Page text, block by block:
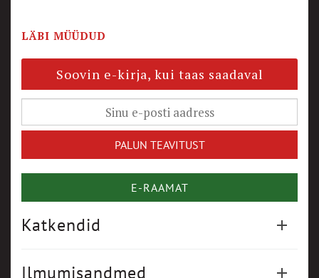
LÄBI MÜÜDUD
Soovin e-kirja, kui taas saadaval
E-RAAMAT
Katkendid
Ilmumisandmed